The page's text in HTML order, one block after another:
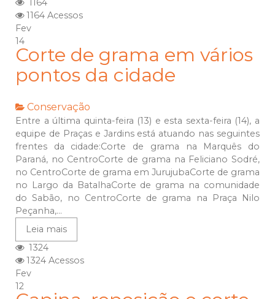
1164
1164 Acessos
Fev
14
Corte de grama em vários
pontos da cidade
Conservação
Entre a última quinta-feira (13) e esta sexta-feira (14), a
equipe de Praças e Jardins está atuando nas seguintes
frentes da cidade:Corte de grama na Marquês do
Paraná, no CentroCorte de grama na Feliciano Sodré,
no CentroCorte de grama em JurujubaCorte de grama
no Largo da BatalhaCorte de grama na comunidade
do Sabão, no CentroCorte de grama na Praça Nilo
Peçanha,...
Leia mais
1324
1324 Acessos
Fev
12